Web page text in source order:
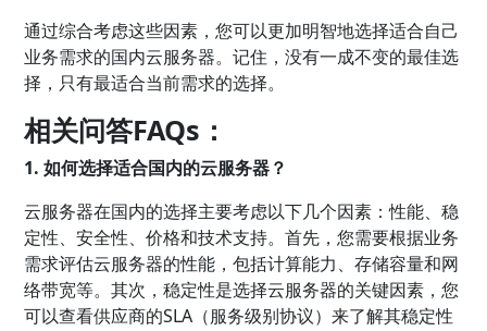
通过综合考虑这些因素，您可以更加明智地选择适合自己
业务需求的国内云服务器。记住，没有一成不变的最佳选
择，只有最适合当前需求的选择。
相关问答FAQs：
1. 如何选择适合国内的云服务器？
云服务器在国内的选择主要考虑以下几个因素：性能、稳
定性、安全性、价格和技术支持。首先，您需要根据业务
需求评估云服务器的性能，包括计算能力、存储容量和网
络带宽等。其次，稳定性是选择云服务器的关键因素，您
可以查看供应商的SLA（服务级别协议）来了解其稳定性